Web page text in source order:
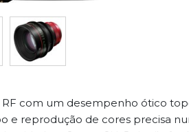
com um desempenho ótico
e reprodução de cores precisa